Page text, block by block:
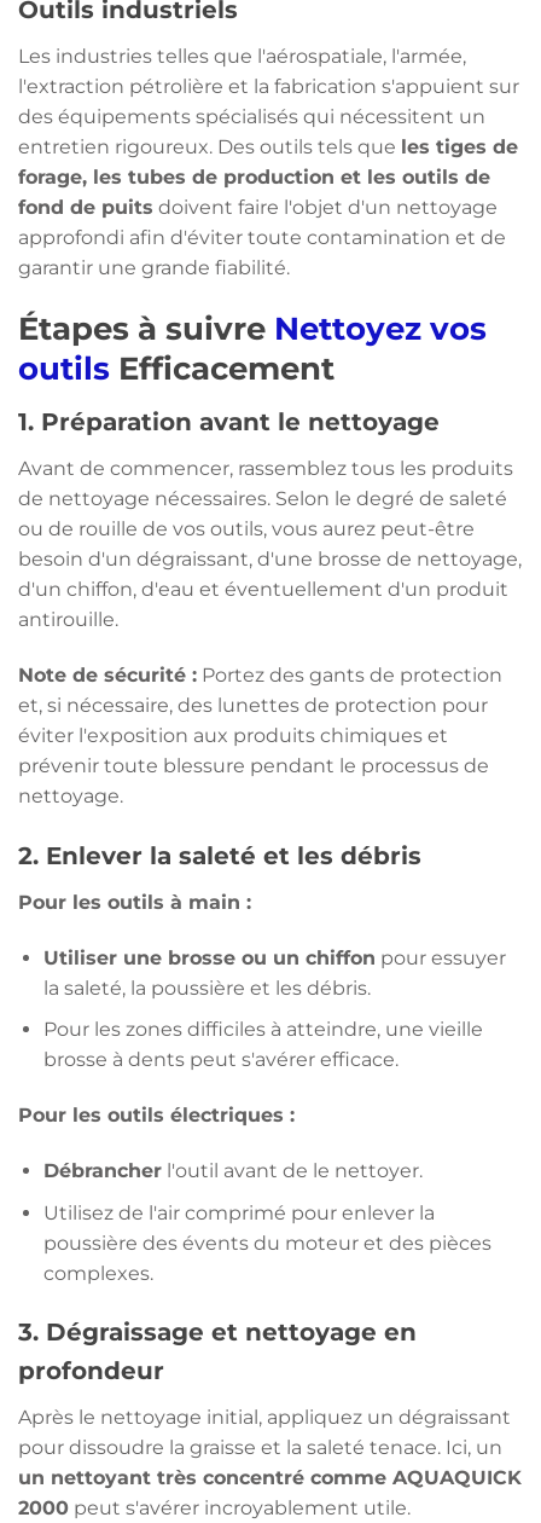
Outils industriels
Les industries telles que l'aérospatiale, l'armée,
l'extraction pétrolière et la fabrication s'appuient sur
des équipements spécialisés qui nécessitent un
entretien rigoureux. Des outils tels que les tiges de
forage, les tubes de production et les outils de
fond de puits doivent faire l'objet d'un nettoyage
approfondi afin d'éviter toute contamination et de
garantir une grande fiabilité.
Étapes à suivre Nettoyez vos
outils Efficacement
1. Préparation avant le nettoyage
Avant de commencer, rassemblez tous les produits
de nettoyage nécessaires. Selon le degré de saleté
ou de rouille de vos outils, vous aurez peut-être
besoin d'un dégraissant, d'une brosse de nettoyage,
d'un chiffon, d'eau et éventuellement d'un produit
antirouille.
Note de sécurité : Portez des gants de protection
et, si nécessaire, des lunettes de protection pour
éviter l'exposition aux produits chimiques et
prévenir toute blessure pendant le processus de
nettoyage.
2. Enlever la saleté et les débris
Pour les outils à main :
Utiliser une brosse ou un chiffon pour essuyer
la saleté, la poussière et les débris.
Pour les zones difficiles à atteindre, une vieille
brosse à dents peut s'avérer efficace.
Pour les outils électriques :
Débrancherl'outil avant de le nettoyer.
Utilisez de l'air comprimé pour enlever la
poussière des évents du moteur et des pièces
complexes.
3. Dégraissage et nettoyage en
profondeur
Après le nettoyage initial, appliquez un dégraissant
pour dissoudre la graisse et la saleté tenace. Ici, un
un nettoyant très concentré comme AQUAQUICK
2000 peut s'avérer incroyablement utile.